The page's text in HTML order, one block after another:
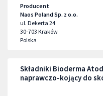
Producent
Naos Poland Sp. z o.o.
ul. Dekerta 24
30-703 Kraków
Polska
Składniki Bioderma
naprawczo-kojący do